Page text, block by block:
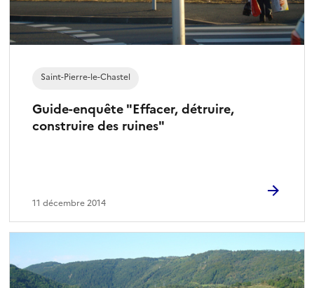
Guide-enquête "Effacer, détruire,
construire des ruines"
Saint-Pierre-le-Chastel
11 décembre 2014